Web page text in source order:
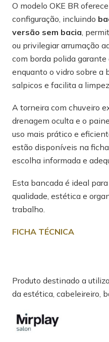
O modelo OKE BR
configuração, incluindo
versão sem bacia,
ou privilegiar arrumação
com borda polida
enquanto o vidro sobre a
salpicos e facilita a
A torneira com chuveiro
drenagem oculta e o
uso mais prático e
estão disponíveis na
escolha informada e
Esta bancada é ideal
qualidade, estética e
trabalho.
FICHA TÉCNICA
Produto destinado a
da estética, cabeleireiro,